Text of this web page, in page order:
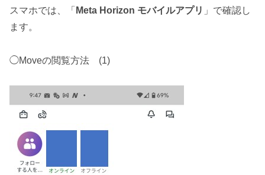
スマホでは、「 Meta Horizon モバイルアプリ 」で確認し
ます。
◯Moveの閲覧方法 (1)